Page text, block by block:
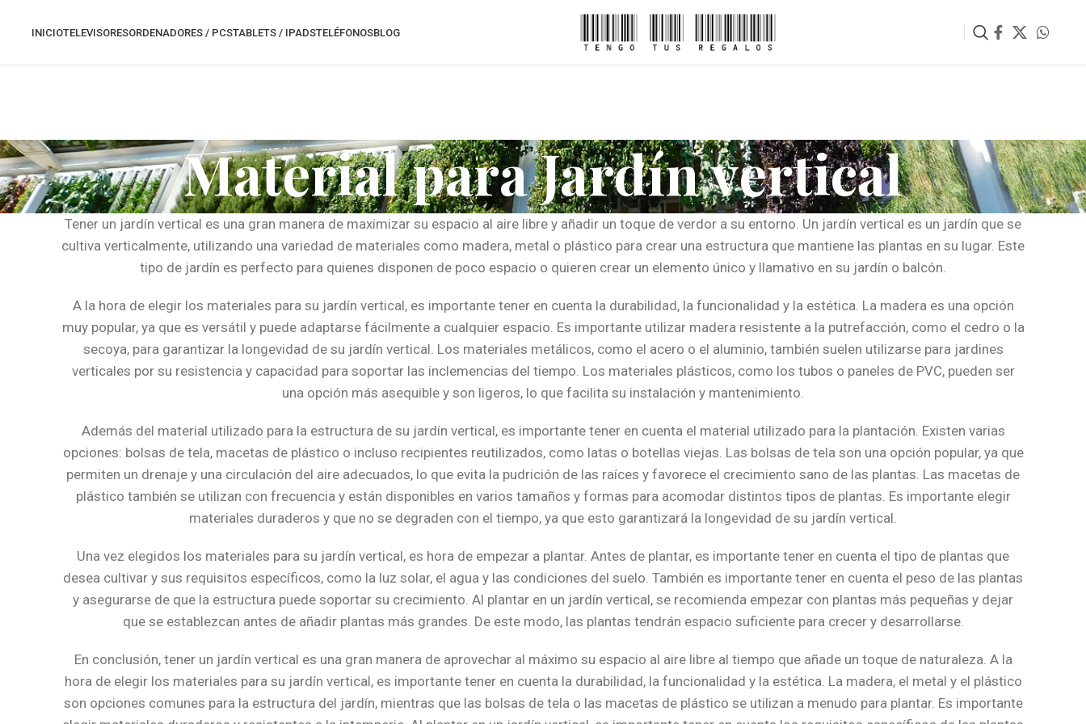
INICIOTELEVISORESORDENADORES / PCSTABLETS / IPADSTELÉFONOSBLOG
Material para Jardín vertical
Tener un jardín vertical es una gran manera de maximizar su espacio al aire libre y añadir un toque de verdor a su entorno. Un jardín vertical es un jardín que se
cultiva verticalmente, utilizando una variedad de materiales como madera, metal o plástico para crear una estructura que mantiene las plantas en su lugar. Este
tipo de jardín es perfecto para quienes disponen de poco espacio o quieren crear un elemento único y llamativo en su jardín o balcón.
A la hora de elegir los materiales para su jardín vertical, es importante tener en cuenta la durabilidad, la funcionalidad y la estética. La madera es una opción
muy popular, ya que es versátil y puede adaptarse fácilmente a cualquier espacio. Es importante utilizar madera resistente a la putrefacción, como el cedro o la
secoya, para garantizar la longevidad de su jardín vertical. Los materiales metálicos, como el acero o el aluminio, también suelen utilizarse para jardines
verticales por su resistencia y capacidad para soportar las inclemencias del tiempo. Los materiales plásticos, como los tubos o paneles de PVC, pueden ser
una opción más asequible y son ligeros, lo que facilita su instalación y mantenimiento.
Además del material utilizado para la estructura de su jardín vertical, es importante tener en cuenta el material utilizado para la plantación. Existen varias
opciones: bolsas de tela, macetas de plástico o incluso recipientes reutilizados, como latas o botellas viejas. Las bolsas de tela son una opción popular, ya que
permiten un drenaje y una circulación del aire adecuados, lo que evita la pudrición de las raíces y favorece el crecimiento sano de las plantas. Las macetas de
plástico también se utilizan con frecuencia y están disponibles en varios tamaños y formas para acomodar distintos tipos de plantas. Es importante elegir
materiales duraderos y que no se degraden con el tiempo, ya que esto garantizará la longevidad de su jardín vertical.
Una vez elegidos los materiales para su jardín vertical, es hora de empezar a plantar. Antes de plantar, es importante tener en cuenta el tipo de plantas que
desea cultivar y sus requisitos específicos, como la luz solar, el agua y las condiciones del suelo. También es importante tener en cuenta el peso de las plantas
y asegurarse de que la estructura puede soportar su crecimiento. Al plantar en un jardín vertical, se recomienda empezar con plantas más pequeñas y dejar
que se establezcan antes de añadir plantas más grandes. De este modo, las plantas tendrán espacio suficiente para crecer y desarrollarse.
En conclusión, tener un jardín vertical es una gran manera de aprovechar al máximo su espacio al aire libre al tiempo que añade un toque de naturaleza. A la
hora de elegir los materiales para su jardín vertical, es importante tener en cuenta la durabilidad, la funcionalidad y la estética. La madera, el metal y el plástico
son opciones comunes para la estructura del jardín, mientras que las bolsas de tela o las macetas de plástico se utilizan a menudo para plantar. Es importante